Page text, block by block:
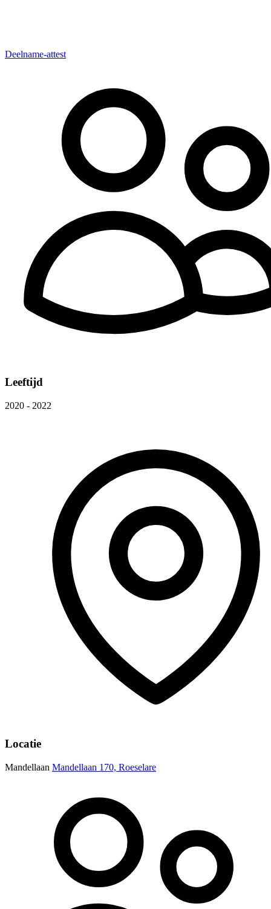
Deelname-attest
Leeftijd
2020 - 2022
Locatie
Mandellaan Mandellaan 170, Roeselare